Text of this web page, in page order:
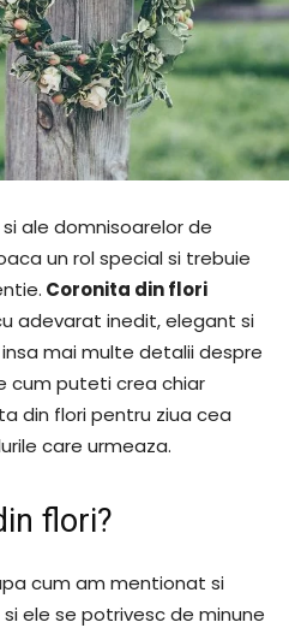
ale domnisoarelor de
un rol special si trebuie
Coronita din flori
adevarat inedit, elegant si
mai multe detalii despre
cum puteti crea chiar
din flori pentru ziua cea
care urmeaza.
flori?
cum am mentionat si
ele se potrivesc de minune